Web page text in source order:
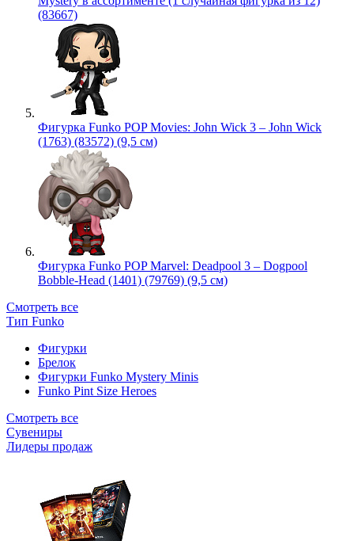
(83667)
Фигурка Funko POP Movies: John Wick 3 – John Wick
(1763) (83572) (9,5 см)
Фигурка Funko POP Marvel: Deadpool 3 – Dogpool
Bobble-Head (1401) (79769) (9,5 см)
Смотреть все
Тип Funko
Фигурки
Брелок
Фигурки Funko Mystery Minis
Funko Pint Size Heroes
Смотреть все
Сувениры
Лидеры продаж